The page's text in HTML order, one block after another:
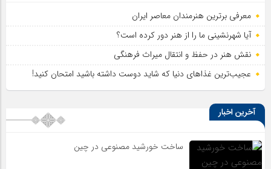
قیمت میلگرد ۱۴ نیشابور: عوامل تأثیرگذار و پیش‌بینی وضعیت بازار
معرفی برترین هنرمندان معاصر ایران
آیا شهرنشینی ما را از هنر دور کرده است؟
نقش هنر در حفظ و انتقال میراث فرهنگی
عجیب‌ترین غذاهای دنیا که شاید دوست داشته باشید امتحان کنید!
آخرین اخبار
ساخت خورشید مصنوعی در چین